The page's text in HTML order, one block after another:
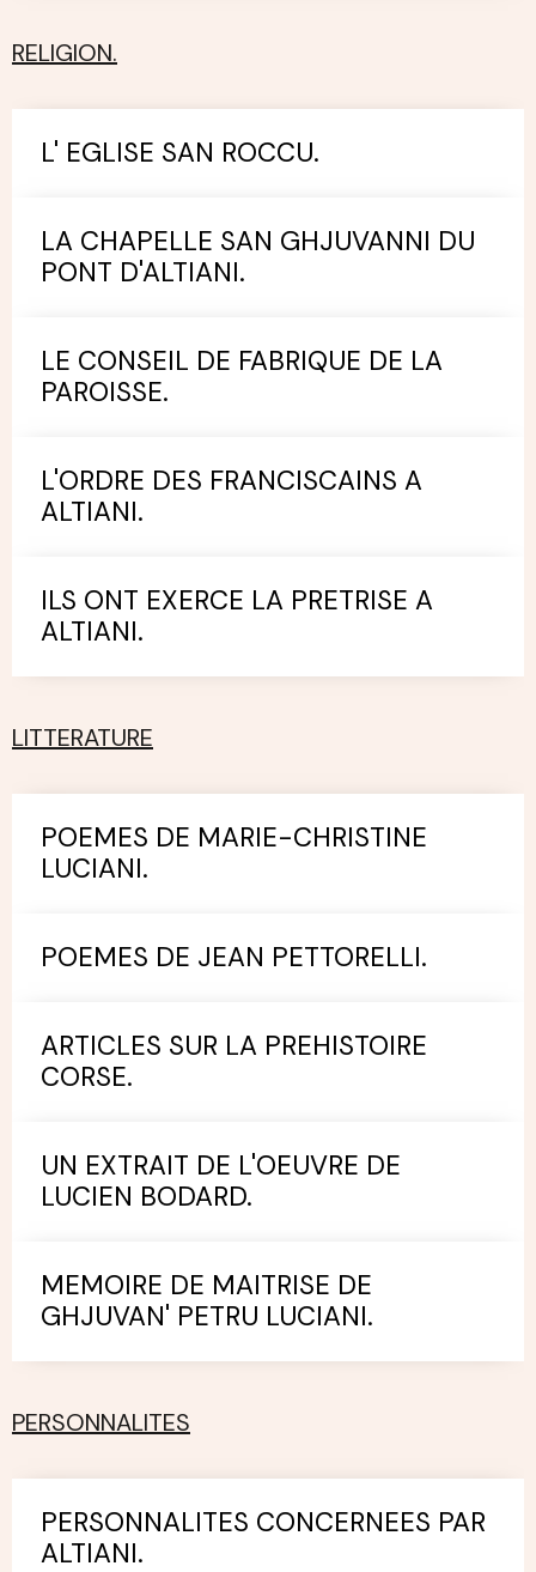
RELIGION.
L' EGLISE SAN ROCCU.
LA CHAPELLE SAN GHJUVANNI DU
PONT D'ALTIANI.
LE CONSEIL DE FABRIQUE DE LA
PAROISSE.
L'ORDRE DES FRANCISCAINS A
ALTIANI.
ILS ONT EXERCE LA PRETRISE A
ALTIANI.
LITTERATURE
POEMES DE MARIE-CHRISTINE
LUCIANI.
POEMES DE JEAN PETTORELLI.
ARTICLES SUR LA PREHISTOIRE
CORSE.
UN EXTRAIT DE L'OEUVRE DE
LUCIEN BODARD.
MEMOIRE DE MAITRISE DE
GHJUVAN' PETRU LUCIANI.
PERSONNALITES
PERSONNALITES CONCERNEES PAR
ALTIANI.